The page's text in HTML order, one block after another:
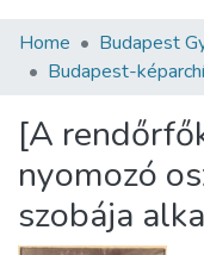
Communities &
Statistics
About us
Home Budapest
Budapest-
[A
nyomozó
szobája